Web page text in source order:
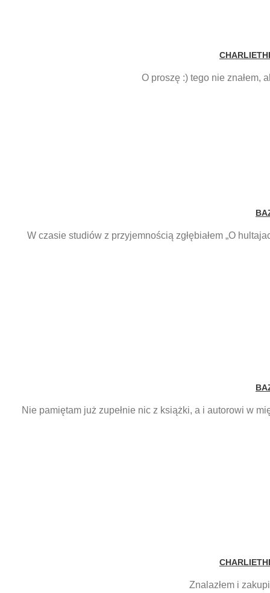
O proszę :) tego nie znałem,
W czasie studiów z przyjemnością zgłębiałem „O
Nie pamiętam już zupełnie nic z książki, a i autorowi w
Znalazłem i